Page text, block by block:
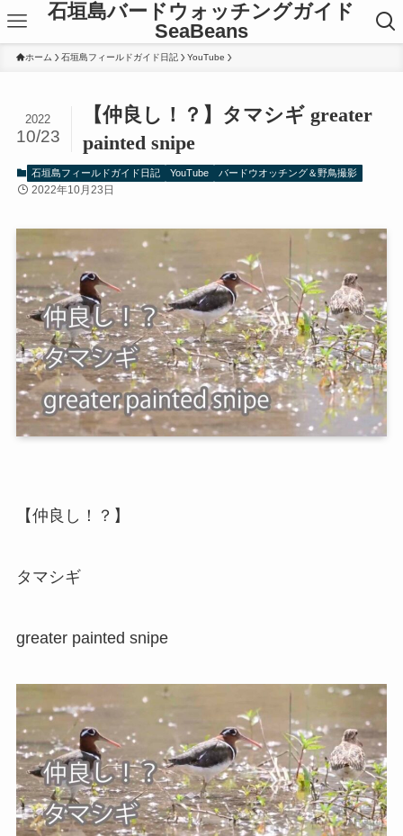
石垣島バードウォッチングガイド
SeaBeans
ホーム 石垣島フィールドガイド日記 YouTube
【仲良し！？】タマシギ greater
painted snipe
2022
10/23
石垣島フィールドガイド日記 YouTube バードウオッチング＆野鳥撮影
2022年10月23日
【仲良し！？】
タマシギ
greater painted snipe